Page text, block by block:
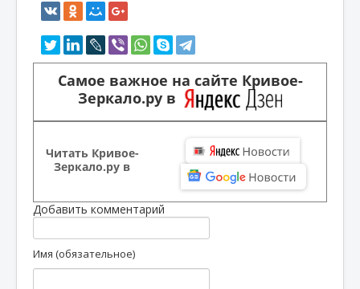
Самое важное на сайте Кривое-
Зеркало.ру в
Читать Кривое-
Зеркало.ру в
Добавить комментарий
Имя (обязательное)